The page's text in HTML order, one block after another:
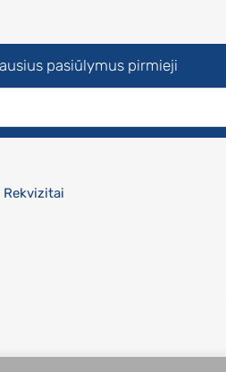
pasiūlymus pirmieji